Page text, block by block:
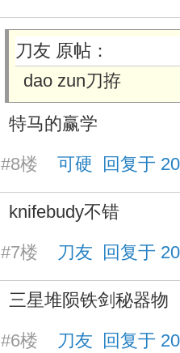
刀友 原帖：
dao zun刀拵
特马的赢学
#8楼 可硬 回复于
knifebudy不错
#7楼 刀友 回复于
三星堆陨铁剑秘器物
#6楼 刀友 回复于